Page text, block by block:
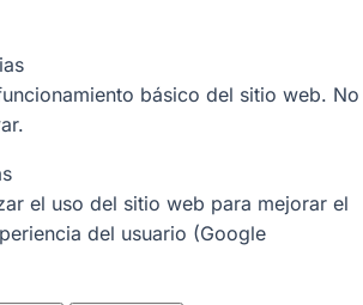
básico del sitio web. No
el uso del sitio web para mejorar el
del usuario (Google